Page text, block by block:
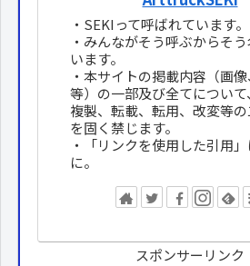
・SEKIって呼ばれています。
・みんながそう呼ぶからそ
います。
・本サイトの掲載内容（画
等）の一部及び全てについ
複製、転載、転用、改変等
を固く禁じます。
・「リンクを使用した引用
に。
スポンサーリンク